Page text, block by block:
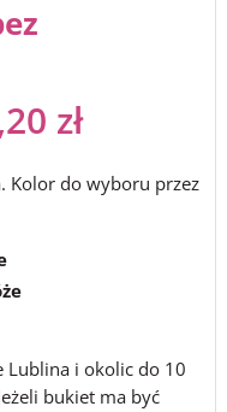
zł
Kolor do wyboru przez
Lublina i okolic do 10
bukiet ma być